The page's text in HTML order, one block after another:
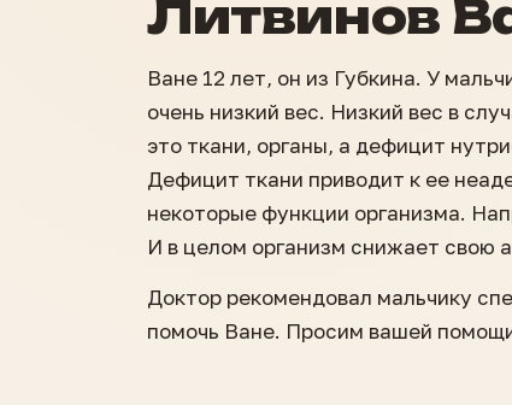
Литвинов
Ване 12 лет, он из Губкина. У
очень низкий вес. Низкий вес в
это ткани, органы, а дефицит
Дефицит ткани приводит к ее
некоторые функции организма.
И в целом организм снижает свою
Доктор рекомендовал мальчику
помочь Ване. Просим вашей